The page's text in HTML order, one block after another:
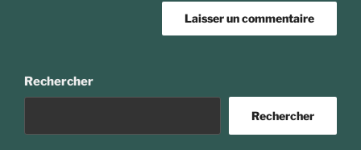
Rechercher
Rechercher